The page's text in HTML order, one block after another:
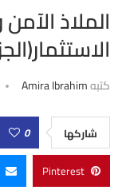
الملاذ
كتبهAmira Ibrahim
شاركها 0
Pinterest